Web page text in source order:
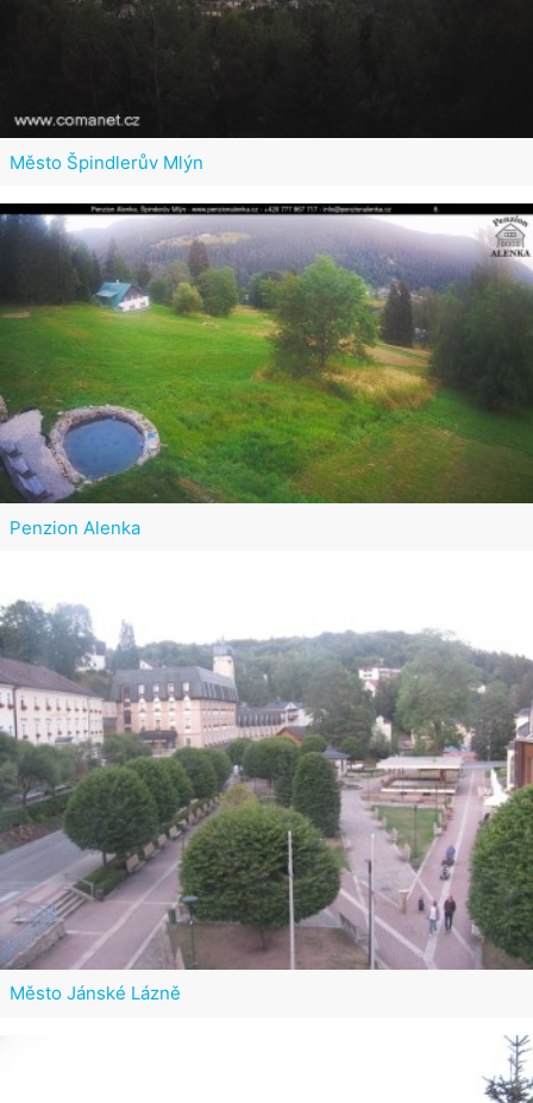
Město Špindlerův Mlýn
Penzion Alenka
Město Jánské Lázně